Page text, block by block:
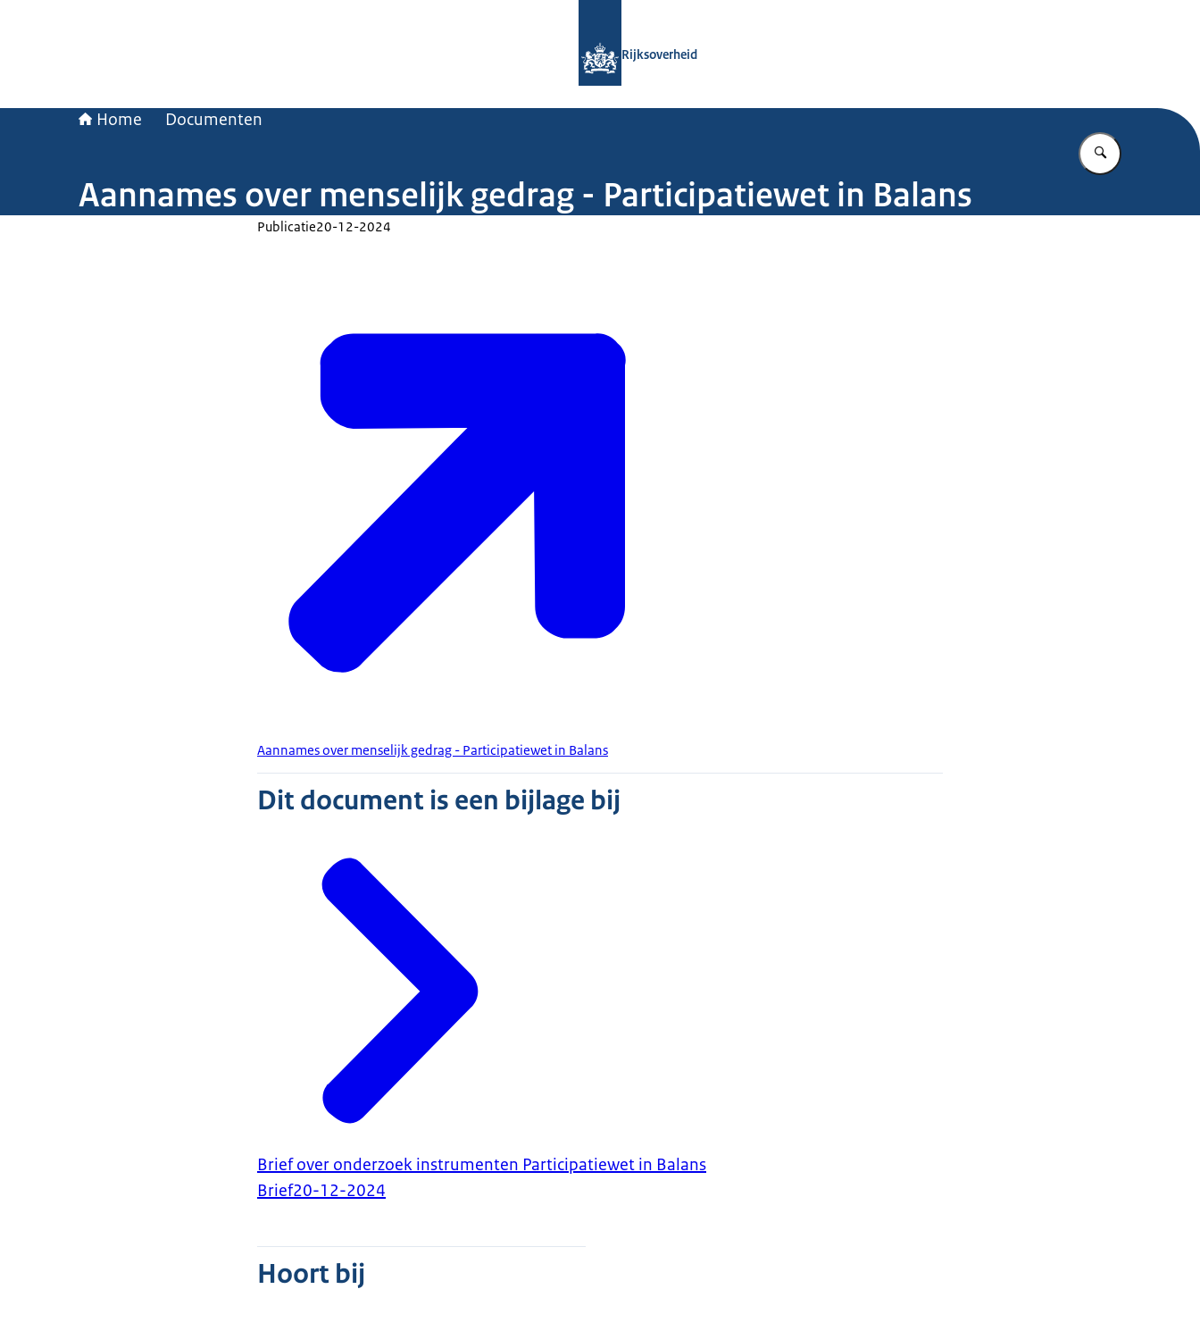
Rijksoverheid
Home Documenten
Vul in wat u
Aannames over menselijk gedrag - Participatiewet in Balans
Publicatie20-12-2024
Aannames over menselijk gedrag - Participatiewet in Balans
Dit document is een bijlage bij
Brief over onderzoek instrumenten Participatiewet in Balans
Brief20-12-2024
Hoort bij